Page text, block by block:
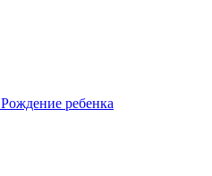
Рождение ребенка